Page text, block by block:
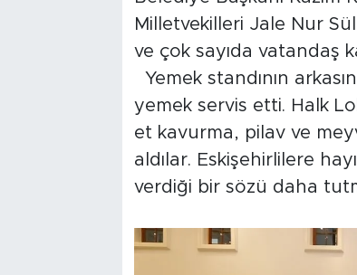
Milletvekilleri Jale Nur
ve çok sayıda vatandaş
Yemek standının
yemek servis etti. Halk
et kavurma, pilav ve
aldılar. Eskişehirlilere
verdiği bir sözü daha